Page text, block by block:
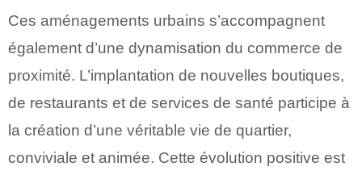
Ces aménagements urbains s’accompagnent
également d’une dynamisation du commerce de
proximité. L’implantation de nouvelles boutiques,
de restaurants et de services de santé participe à
la création d’une véritable vie de quartier,
conviviale et animée. Cette évolution positive est